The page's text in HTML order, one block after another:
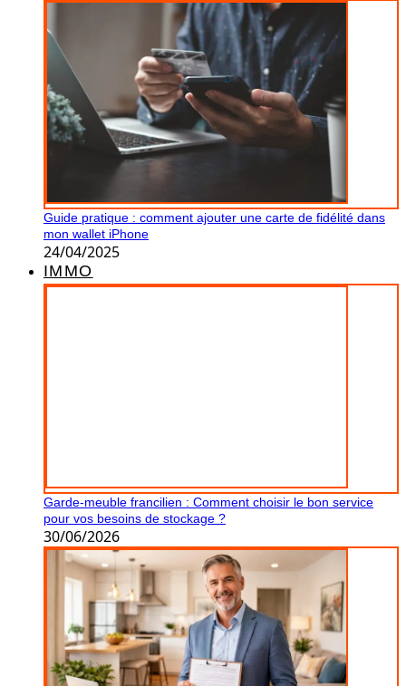
Guide pratique : comment ajouter une carte de fidélité dans
mon wallet iPhone
24/04/2025
IMMO
Garde-meuble francilien : Comment choisir le bon service
pour vos besoins de stockage ?
30/06/2026